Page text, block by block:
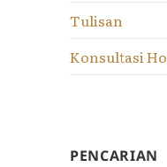
Tulisan
Konsultasi
PENCARIAN